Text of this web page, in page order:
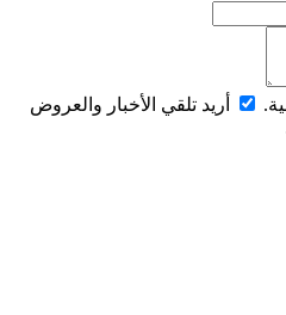
أريد تلقي الأخبار والعروض